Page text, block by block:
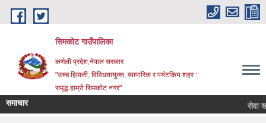
Skip to main content
सिमकोट गाउँपालिका
कर्णली प्रदेश,नेपाल सरकार
"उच्च हिमाली, विविधतायुक्त, व्यापारिक र पर्यटकिय शहर :
समृद्ध हाम्रो सिमकोट नगर"
समाचार